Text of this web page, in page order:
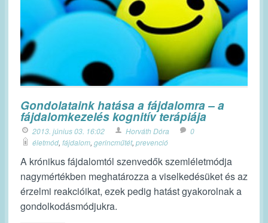
Gondolataink hatása a fájdalomra – a
fájdalomkezelés kognitív terápiája
2013. június 03. 16:02 Horváth Dóra
0
életmód, fájdalom, gerincműtét, prevenció
A krónikus fájdalomtól szenvedők szemléletmódja
nagymértékben meghatározza a viselkedésüket és az
érzelmi reakcióikat, ezek pedig hatást gyakorolnak a
gondolkodásmódjukra.